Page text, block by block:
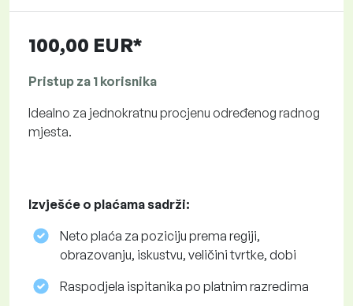
100,00 EUR*
Pristup za 1 korisnika
Idealno za jednokratnu procjenu određenog radnog
mjesta.
Izvješće o plaćama sadrži:
Neto plaća za poziciju prema regiji,
obrazovanju, iskustvu, veličini tvrtke, dobi
Raspodjela ispitanika po platnim razredima